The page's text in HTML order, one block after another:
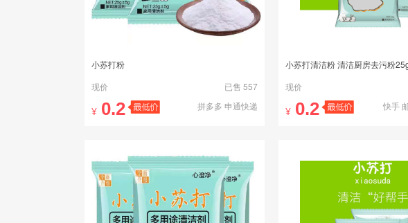
小苏打粉
现价
已售 557
¥ 0.2 拼多多 申通快递
现价
¥ 0.2 快手